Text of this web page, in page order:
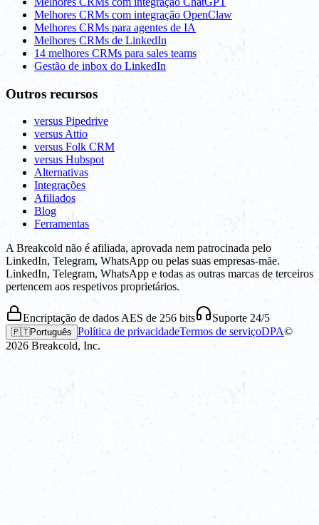
Melhores CRMs com integração OpenClaw
Melhores CRMs para agentes de IA
Melhores CRMs de LinkedIn
14 melhores CRMs para sales teams
Gestão de inbox do LinkedIn
Outros recursos
versus Pipedrive
versus Attio
versus Folk CRM
versus Hubspot
Alternativas
Integrações
Afiliados
Blog
Ferramentas
A Breakcold não é afiliada, aprovada nem patrocinada pelo
LinkedIn, Telegram, WhatsApp ou pelas suas empresas-mãe.
LinkedIn, Telegram, WhatsApp e todas as outras marcas de terceiros
pertencem aos respetivos proprietários.
Encriptação de dados AES de 256 bits Suporte 24/5
🇵🇹Português Política de privacidadeTermos de serviçoDPA©
2026 Breakcold, Inc.